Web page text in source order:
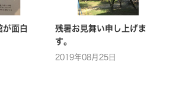
面白
残暑お見舞い申し上げま
す。
2019年08月25日